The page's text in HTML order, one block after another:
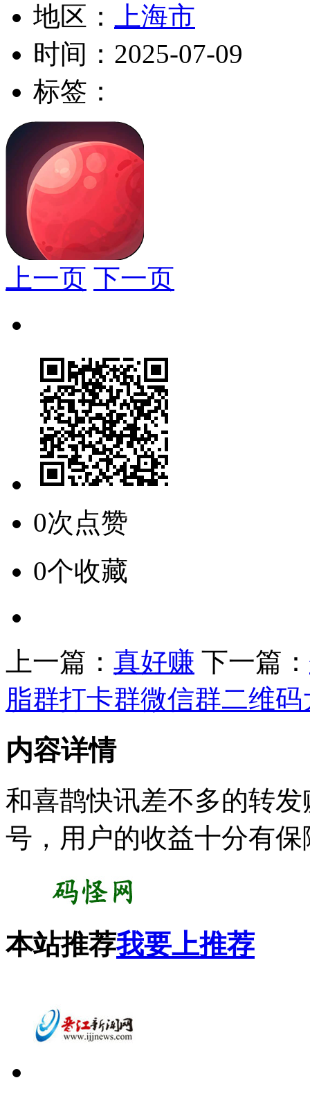
地区：
上海市
时间： 2025-07-09
标签：
上一页 下一页
0次点赞
0个收藏
上一篇： 真好赚 下一篇：
脂群打卡群微信群二维码
内容详情
和喜鹊快讯差不多的转
号，用户的收益十分有
本站推荐我要上推荐